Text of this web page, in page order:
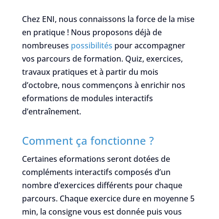
Chez ENI, nous connaissons la force de la mise
en pratique ! Nous proposons déjà de
nombreuses possibilités pour accompagner
vos parcours de formation. Quiz, exercices,
travaux pratiques et à partir du mois
d’octobre, nous commençons à enrichir nos
eformations de modules interactifs
d’entraînement.
Comment ça fonctionne ?
Certaines eformations seront dotées de
compléments interactifs composés d’un
nombre d’exercices différents pour chaque
parcours. Chaque exercice dure en moyenne 5
min, la consigne vous est donnée puis vous